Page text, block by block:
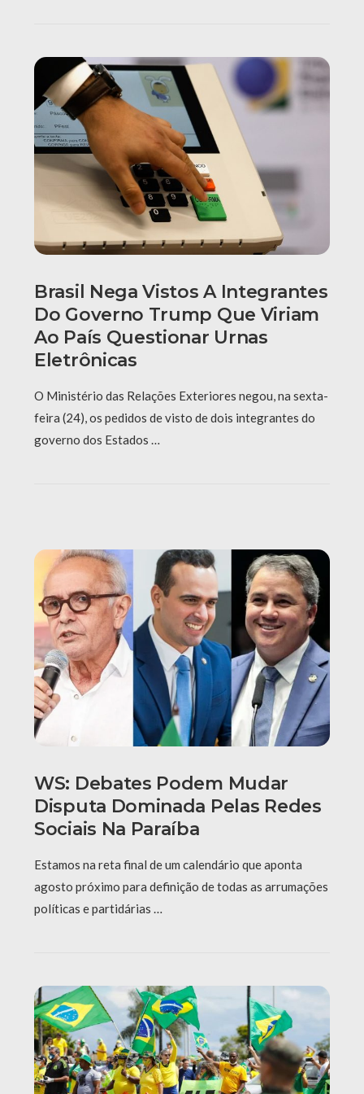
Brasil Nega Vistos A Integrantes
Do Governo Trump Que Viriam
Ao País Questionar Urnas
Eletrônicas
O Ministério das Relações Exteriores negou, na sexta-
feira (24), os pedidos de visto de dois integrantes do
governo dos Estados …
WS: Debates Podem Mudar
Disputa Dominada Pelas Redes
Sociais Na Paraíba
Estamos na reta final de um calendário que aponta
agosto próximo para definição de todas as arrumações
políticas e partidárias …